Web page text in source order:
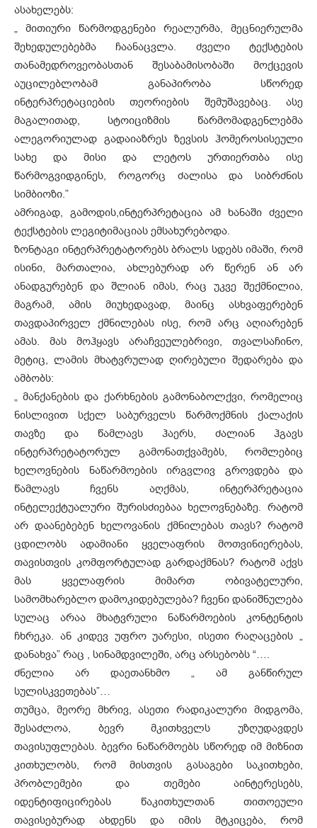
ასახელებს:
„ მითიური წარმოდგენები რეალურმა, მეცნიერულმა
შეხედულებებმა ჩაანაცვლა. ძველი ტექსტების
თანამედროვეობასთან შესაბამისობაში მოქცევის
აუცილებლობამ განაპირობა სწორედ
ინტერპრეტაციების თეორიების შემუშავებაც. ასე
მაგალითად, სტოიციზმის წარმომადგენლებმა
ალეგორიულად გადაიაზრეს ზევსის ჰომეროსისეული
სახე და მისი და ლეტოს ურთიერთბა ისე
წარმოგვიდგინეს, როგორც ძალისა და სიბრძნის
სიმბიოზი.”
ამრიგად, გამოდის,ინტერპრეტაცია ამ ხანაში ძველი
ტექსტების ლეგიტიმაციას ემსახურებოდა.
ზონტაგი ინტერპრეტატორებს ბრალს სდებს იმაში, რომ
ისინი, მართალია, ახლებურად არ წერენ ან არ
ანადგურებენ და შლიან იმას, რაც უკვე შექმნილია,
მაგრამ, ამის მიუხედავად, მაინც ასხვაფერებენ
თავდაპირველ ქმნილებას ისე, რომ არც აღიარებენ
ამას. მას მოჰყავს არაჩვეულებრივი, თვალსაჩინო,
მეტიც, ლამის მხატვრულად ღირებული შედარება და
ამბობს:
„ მანქანების და ქარხნების გამონაბოლქვი, რომელიც
ნისლივით სქელ საბურველს წარმოქმნის ქალაქის
თავზე და წამლავს ჰაერს, ძალიან ჰგავს
ინტერპრეტატორულ გამონათქვამებს, რომლებიც
ხელოვნების ნაწარმოების ირგვლივ გროვდება და
წამლავს ჩვენს აღქმას, ინტერპრეტაცია
ინტელექტუალური შურისძიებაა ხელოვნებაზე. რატომ
არ დაანებებენ ხელოვანის ქმნილებას თავს? რატომ
ცდილობს ადამიანი ყველაფრის მოთვინიერებას,
თავისთვის კომფორტულად გარდაქმნას? რატომ აქვს
მას ყველაფრის მიმართ ობივატელური,
სამომხარებლო დამოკიდებულება? ჩვენი დანიშნულება
სულაც არაა მხატვრული ნაწარმოების კონტენტის
ჩხრეკა. ან კიდევ უფრო უარესი, ისეთი რაღაცების „
დანახვა” რაც , სინამდვილეში, არც არსებობს “….
ძნელია არ დაეთანხმო „ ამ განწირულ
სულისკვეთებას”…
თუმცა, მეორე მხრივ, ასეთი რადიკალური მიდგომა,
შესაძლოა, ბევრ მკითხველს უზღუდავდეს
თავისუფლებას. ბევრი ნაწარმოებს სწორედ იმ მიზნით
კითხულობს, რომ მისთვის გასაგები საკითხები,
პრობლემები და თემები აინტერესებს,
იდენტიფიცირებას წაკითხულთან თითოეული
თავისებურად ახდენს და იმის მტკიცება, რომ